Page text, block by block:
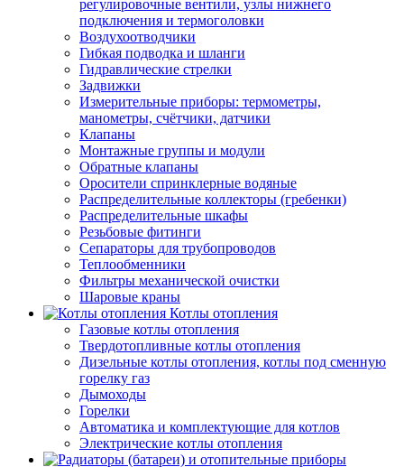
регулировочные вентили, узлы нижнего
подключения и термоголовки
Воздухоотводчики
Гибкая подводка и шланги
Гидравлические стрелки
Задвижки
Измерительные приборы: термометры,
манометры, счётчики, датчики
Клапаны
Монтажные группы и модули
Обратные клапаны
Оросители спринклерные водяные
Распределительные коллекторы (гребенки)
Распределительные шкафы
Резьбовые фитинги
Сепараторы для трубопроводов
Теплообменники
Фильтры механической очистки
Шаровые краны
Котлы отопления
Газовые котлы отопления
Твердотопливные котлы отопления
Дизельные котлы отопления, котлы под сменную
горелку газ
Дымоходы
Горелки
Автоматика и комплектующие для котлов
Электрические котлы отопления